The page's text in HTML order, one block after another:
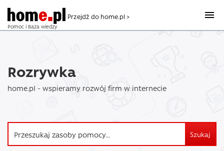
Pomoc i Baza wiedzy
Przejdź do home.pl >
Rozrywka
home.pl - wspieramy rozwój firm w internecie
Szukaj